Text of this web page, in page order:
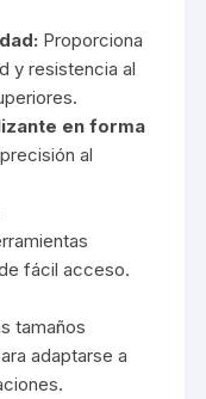
Proporciona
y resistencia al
en forma
al
fácil acceso.
tamaños
adaptarse a